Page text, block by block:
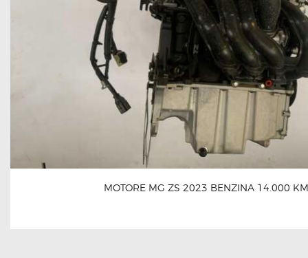
MOTORE MG ZS 2023 BENZINA 14.000 KM